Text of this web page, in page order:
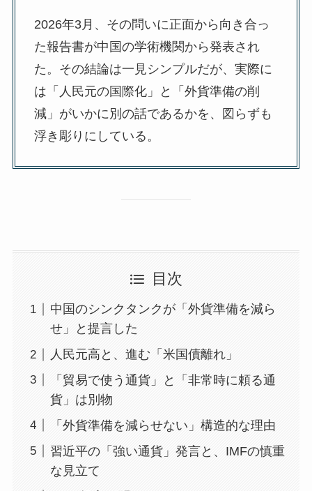
2026年3月、その問いに正面から向き合っ
た報告書が中国の学術機関から発表され
た。その結論は一見シンプルだが、実際に
は「人民元の国際化」と「外貨準備の削
減」がいかに別の話であるかを、図らずも
浮き彫りにしている。
目次
中国のシンクタンクが「外貨準備を減ら
せ」と提言した
人民元高と、進む「米国債離れ」
「貿易で使う通貨」と「非常時に頼る通
貨」は別物
「外貨準備を減らせない」構造的な理由
習近平の「強い通貨」発言と、IMFの慎重
な見立て